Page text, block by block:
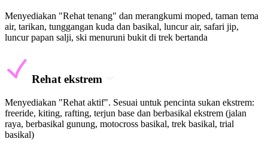
Menyediakan "Rehat tenang" dan merangkumi moped, taman tema
air, tarikan, tunggangan kuda dan basikal, luncur air, safari jip,
luncur papan salji, ski menuruni bukit di trek bertanda
Rehat ekstrem
Menyediakan "Rehat aktif". Sesuai untuk pencinta sukan ekstrem:
freeride, kiting, rafting, terjun base dan berbasikal ekstrem (jalan
raya, berbasikal gunung, motocross basikal, trek basikal, trial
basikal)